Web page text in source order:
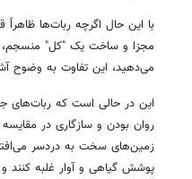
با این حال اگرچه ربات‌ها
مجزا و ساخت یک "کل" منسجم،
می‌دهید، این تفاوت به وضوح
این در حالی است که ربات‌های
روان بودن و سازگاری در
زمین‌های سخت به دردسر
پوشش گیاهی و آوار غلبه کنند